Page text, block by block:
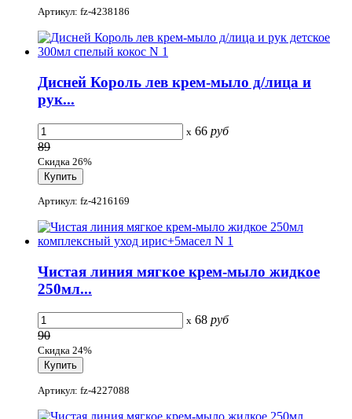
Артикул: fz-4238186
Дисней Король лев крем-мыло д/лица и
рук...
x 66 руб
89
Скидка 26%
Артикул: fz-4216169
Чистая линия мягкое крем-мыло жидкое
250мл...
x 68 руб
90
Скидка 24%
Артикул: fz-4227088